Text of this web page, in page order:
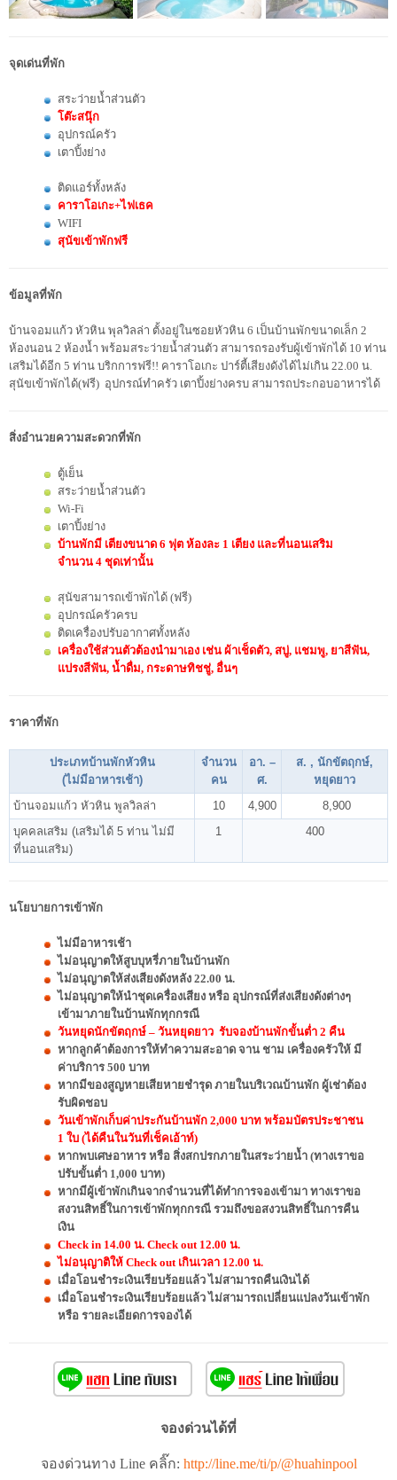
จุดเด่นที่พัก
สระว่ายน้ำส่วนตัว
โต๊ะสนุ๊ก
อุปกรณ์ครัว
เตาปิ้งย่าง
ติดแอร์ทั้งหลัง
คาราโอเกะ+ไฟเธค
WIFI
สุนัขเข้าพักฟรี
ข้อมูลที่พัก
บ้านจอมแก้ว หัวหิน พุลวิลล่า ตั้งอยู่ในซอยหัวหิน 6 เป็นบ้านพักขนาดเล็ก 2
ห้องนอน 2 ห้องน้ำ พร้อมสระว่ายน้ำส่วนตัว สามารถรองรับผู้เข้าพักได้ 10 ท่าน
เสริมได้อีก 5 ท่าน บริกการฟรี!! คาราโอเกะ ปาร์ตี้เสียงดังได้ไม่เกิน 22.00 น.
สุนัขเข้าพักได้(ฟรี) อุปกรณ์ทำครัว เตาปิ้งย่างครบ สามารถประกอบอาหารได้
สิ่งอำนวยความสะดวกที่พัก
ตู้เย็น
สระว่ายน้ำส่วนตัว
Wi-Fi
เตาปิ้งย่าง
บ้านพักมี เตียงขนาด 6 ฟุต ห้องละ 1 เตียง และที่นอนเสริม
จำนวน 4 ชุดเท่านั้น
สุนัขสามารถเข้าพักได้ (ฟรี)
อุปกรณ์ครัวครบ
ติดเครื่องปรับอากาศทั้งหลัง
เครื่องใช้ส่วนตัวต้องนำมาเอง เช่น ผ้าเช็ดตัว, สบู่, แชมพู, ยาสีฟัน,
แปรงสีฟัน, น้ำดื่ม, กระดาษทิชชู่, อื่นๆ
ราคาที่พัก
ประเภทบ้านพักหัวหิน
(ไม่มีอาหารเช้า)
จำนวน
คน
อา. –
ศ.
ส. , นักขัตฤกษ์,
หยุดยาว
บ้านจอมแก้ว หัวหิน พูลวิลล่า
10 4,900
8,900
บุคคลเสริม (เสริมได้ 5 ท่าน ไม่มี
ที่นอนเสริม)
1 400
นโยบายการเข้าพัก
ไม่มีอาหารเช้า
ไม่อนุญาตให้สูบบุหรี่ภายในบ้านพัก
ไม่อนุญาตให้ส่งเสียงดังหลัง 22.00 น.
ไม่อนุญาตให้นำชุดเครื่องเสียง หรือ อุปกรณ์ที่ส่งเสียงดังต่างๆ
เข้ามาภายในบ้านพักทุกกรณี
วันหยุดนักขัตฤกษ์ – วันหยุดยาว รับจองบ้านพักขั้นต่ำ 2 คืน
หากลูกค้าต้องการให้ทำความสะอาด จาน ชาม เครื่องครัวให้ มี
ค่าบริการ 500 บาท
หากมีของสูญหายเสียหายชำรุด ภายในบริเวณบ้านพัก ผู้เช่าต้อง
รับผิดชอบ
วันเข้าพักเก็บค่าประกันบ้านพัก 2,000 บาท พร้อมบัตรประชาชน
1 ใบ (ได้คืนในวันที่เช็คเอ้าท์)
หากพบเศษอาหาร หรือ สิ่งสกปรกภายในสระว่ายน้ำ (ทางเราขอ
ปรับขั้นต่ำ 1,000 บาท)
หากมีผู้เข้าพักเกินจากจำนวนที่ได้ทำการจองเข้ามา ทางเราขอ
สงวนสิทธิ์ในการเข้าพักทุกกรณี รวมถึงขอสงวนสิทธิ์ในการคืน
เงิน
Check in 14.00 น. Check out 12.00 น.
ไม่อนุญาติให้ Check out เกินเวลา 12.00 น.
เมื่อโอนชำระเงินเรียบร้อยแล้ว ไม่สามารถคืนเงินได้
เมื่อโอนชำระเงินเรียบร้อยแล้ว ไม่สามารถเปลี่ยนแปลงวันเข้าพัก
หรือ รายละเอียดการจองได้
จองด่วนได้ที่
จองด่วนทาง Line คลิ๊ก: http://line.me/ti/p/@huahinpool